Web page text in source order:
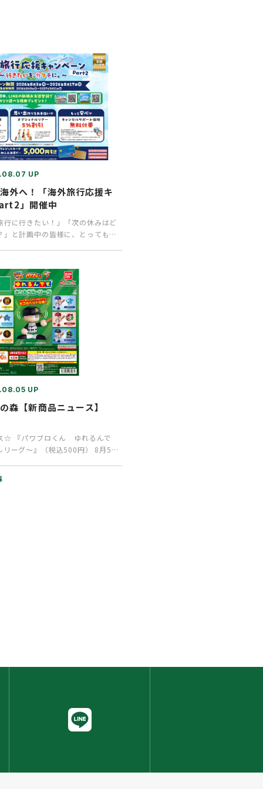
UP
外へ！「海外旅行応援キ
」開催中
行に行きたい！」「次の休みはど
」と計画中の皆様に、とってもお
UP
森【新商品ニュース】
☆ 『パワブロくん ゆれるんで
リーグ～』（税込500円） 8月5日